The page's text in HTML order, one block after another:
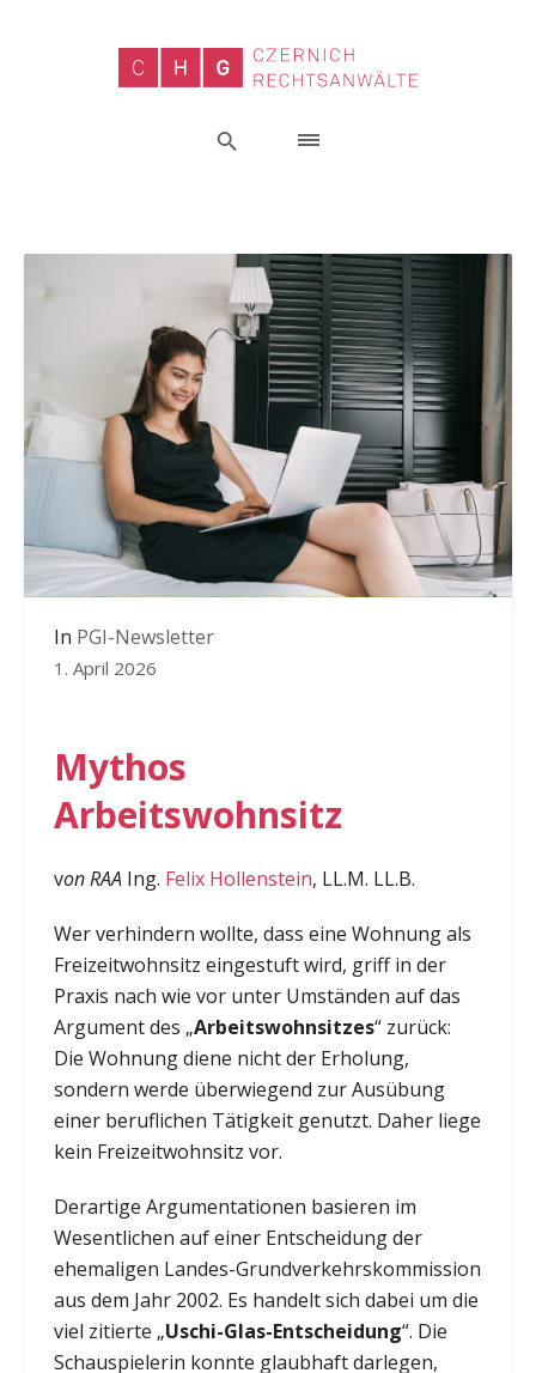
In PGI-Newsletter
1. April 2026
Mythos
Arbeitswohnsitz
von RAA Ing. Felix Hollenstein, LL.M. LL.B.
Wer verhindern wollte, dass eine Wohnung als
Freizeitwohnsitz eingestuft wird, griff in der
Praxis nach wie vor unter Umständen auf das
Argument des „Arbeitswohnsitzes“ zurück:
Die Wohnung diene nicht der Erholung,
sondern werde überwiegend zur Ausübung
einer beruflichen Tätigkeit genutzt. Daher liege
kein Freizeitwohnsitz vor.
Derartige Argumentationen basieren im
Wesentlichen auf einer Entscheidung der
ehemaligen Landes-Grundverkehrskommission
aus dem Jahr 2002. Es handelt sich dabei um die
viel zitierte „Uschi-Glas-Entscheidung“. Die
Schauspielerin konnte glaubhaft darlegen,